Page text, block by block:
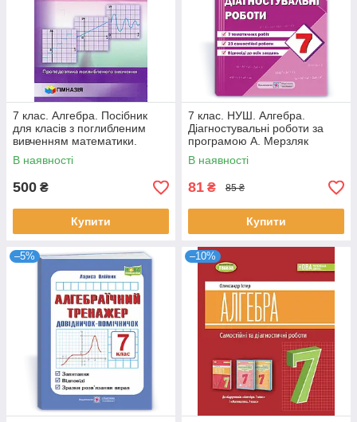
7 клас. Алгебра. Посібник
для класів з поглибленим
вивченням математики.
Пропедевтика поглибленого
В наявності
500 ₴
Купити
7 клас. НУШ. Алгебра.
Діагностувальні роботи за
програмою А. Мерзляк
(Кондратьєва Л., Мартинюк
О., Мартинюк С., Тепцьова
В наявності
81 ₴ 85 ₴
Купити
–5% –10%